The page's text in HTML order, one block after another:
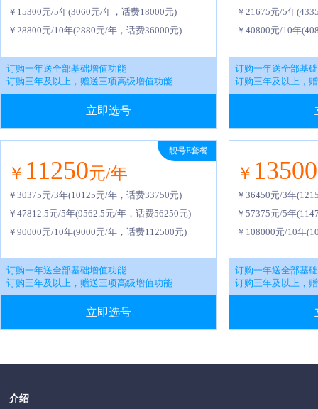
￥15300元/5年(3060元/年，话费18000元)
￥28800元/10年(2880元/年，话费36000元)
订购一年送全部基础增值功能
订购三年及以上，赠送三项高级增值功能
立即选号
￥21675元/5年
￥40800元/10年
订购一年送全部基
订购三年及以上，
￥ 11250元/年
￥30375元/3年(10125元/年，话费33750元)
￥47812.5元/5年(9562.5元/年，话费56250元)
￥90000元/10年(9000元/年，话费112500元)
订购一年送全部基础增值功能
订购三年及以上，赠送三项高级增值功能
立即选号
靓号E套餐
￥ 13500
￥36450元/3年
￥57375元/5年
￥108000元/10年
订购一年送全部基
订购三年及以上，
介绍